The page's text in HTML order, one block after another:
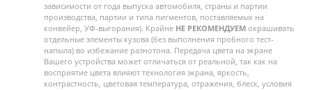
зависимости от года выпуска автомобиля, страны и партии
производства, партии и типа пигментов, поставляемых на
конвейер, УФ-выгорания). Крайне НЕ РЕКОМЕНДУЕМ окрашивать
отдельные элементы кузова (без выполнения пробного тест-
напыла) во избежание разнотона. Передача цвета на экране
Вашего устройства может отличаться от реальной, так как на
восприятие цвета влияют технология экрана, яркость,
контрастность, цветовая температура, отражения, блеск, условия